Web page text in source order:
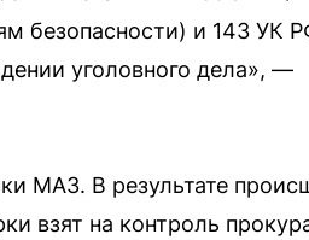
безопасности) и 143 УК
уголовного дела», —
МАЗ. В результате
взят на контроль